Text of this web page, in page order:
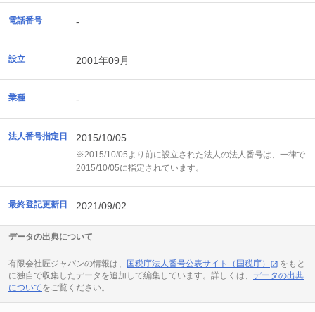
電話番号 -
設立 2001年09月
業種 -
法人番号指定日 2015/10/05
※2015/10/05より前に設立された法人の法人番号は、一律で
2015/10/05に指定されています。
最終登記更新日 2021/09/02
データの出典について
有限会社匠ジャパンの情報は、 国税庁法人番号公表サイト（国税庁）
をもと
に独自で収集したデータを追加して編集しています。詳しくは、 データの出典
についてをご覧ください。